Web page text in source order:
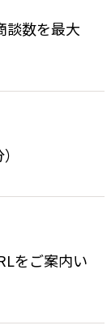
談数を最大
をご案内い